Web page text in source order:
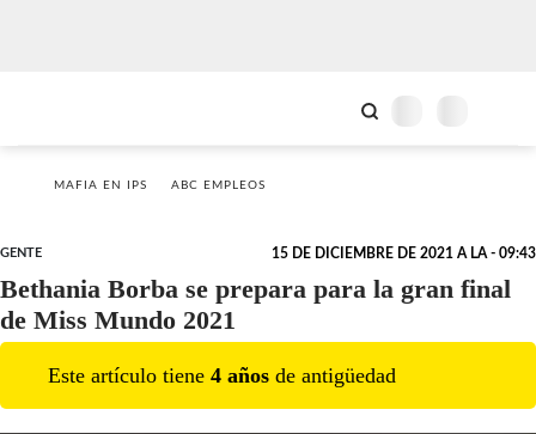
MAFIA EN IPS ABC EMPLEOS
GENTE 15 DE DICIEMBRE DE 2021 A LA - 09:43
Bethania Borba se prepara para la gran final
de Miss Mundo 2021
Este artículo tiene 4 años de antigüedad